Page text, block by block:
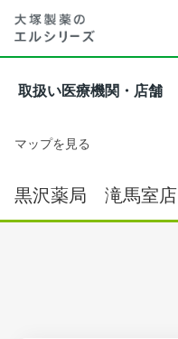
取扱い医療機関・店舗
マップを見る
黒沢薬局 滝馬室店